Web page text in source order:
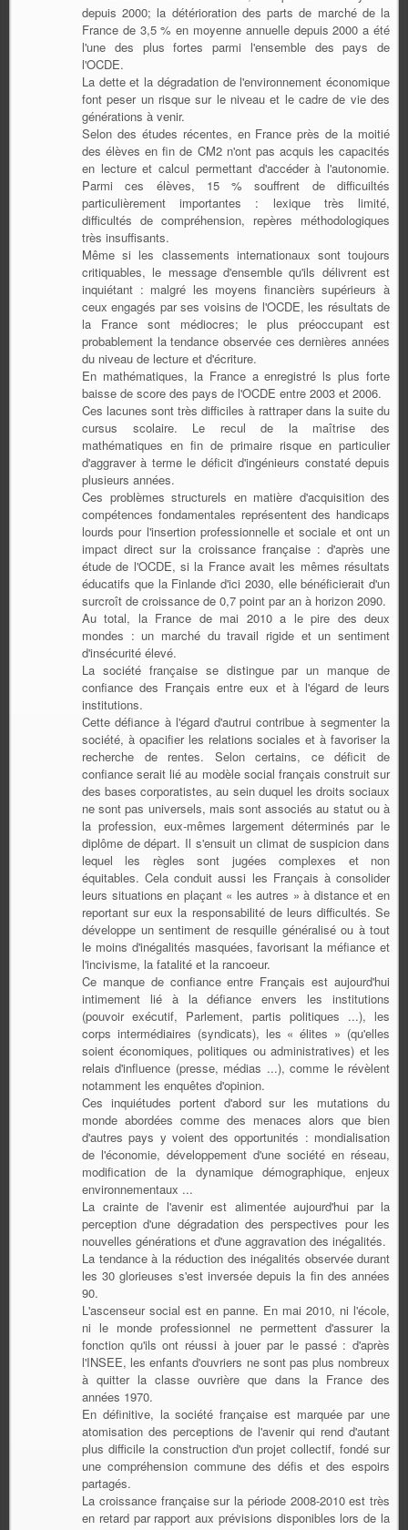
depuis 2000; la détérioration des parts de marché de la
France de 3,5 % en moyenne annuelle depuis 2000 a été
l'une des plus fortes parmi l'ensemble des pays de
l'OCDE.
La dette et la dégradation de l'environnement économique
font peser un risque sur le niveau et le cadre de vie des
générations à venir.
Selon des études récentes, en France près de la moitié
des élèves en fin de CM2 n'ont pas acquis les capacités
en lecture et calcul permettant d'accéder à l'autonomie.
Parmi ces élèves, 15 % souffrent de difficuiltés
particulièrement importantes : lexique très limité,
difficultés de compréhension, repères méthodologiques
très insuffisants.
Même si les classements internationaux sont toujours
critiquables, le message d'ensemble qu'ils délivrent est
inquiétant : malgré les moyens financièrs supérieurs à
ceux engagés par ses voisins de l'OCDE, les résultats de
la France sont médiocres; le plus préoccupant est
probablement la tendance observée ces dernières années
du niveau de lecture et d'écriture.
En mathématiques, la France a enregistré ls plus forte
baisse de score des pays de l'OCDE entre 2003 et 2006.
Ces lacunes sont très difficiles à rattraper dans la suite du
cursus scolaire. Le recul de la maîtrise des
mathématiques en fin de primaire risque en particulier
d'aggraver à terme le déficit d'ingénieurs constaté depuis
plusieurs années.
Ces problèmes structurels en matière d'acquisition des
compétences fondamentales représentent des handicaps
lourds pour l'insertion professionnelle et sociale et ont un
impact direct sur la croissance française : d'après une
étude de l'OCDE, si la France avait les mêmes résultats
éducatifs que la Finlande d'ici 2030, elle bénéficierait d'un
surcroît de croissance de 0,7 point par an à horizon 2090.
Au total, la France de mai 2010 a le pire des deux
mondes : un marché du travail rigide et un sentiment
d'insécurité élevé.
La société française se distingue par un manque de
confiance des Français entre eux et à l'égard de leurs
institutions.
Cette défiance à l'égard d'autrui contribue à segmenter la
société, à opacifier les relations sociales et à favoriser la
recherche de rentes. Selon certains, ce déficit de
confiance serait lié au modèle social français construit sur
des bases corporatistes, au sein duquel les droits sociaux
ne sont pas universels, mais sont associés au statut ou à
la profession, eux-mêmes largement déterminés par le
diplôme de départ. Il s'ensuit un climat de suspicion dans
lequel les règles sont jugées complexes et non
équitables. Cela conduit aussi les Français à consolider
leurs situations en plaçant « les autres » à distance et en
reportant sur eux la responsabilité de leurs difficultés. Se
développe un sentiment de resquille généralisé ou à tout
le moins d'inégalités masquées, favorisant la méfiance et
l'incivisme, la fatalité et la rancoeur.
Ce manque de confiance entre Français est aujourd'hui
intimement lié à la défiance envers les institutions
(pouvoir exécutif, Parlement, partis politiques ...), les
corps intermédiaires (syndicats), les « élites » (qu'elles
soient économiques, politiques ou administratives) et les
relais d'influence (presse, médias ...), comme le révèlent
notamment les enquêtes d'opinion.
Ces inquiétudes portent d'abord sur les mutations du
monde abordées comme des menaces alors que bien
d'autres pays y voient des opportunités : mondialisation
de l'économie, développement d'une société en réseau,
modification de la dynamique démographique, enjeux
environnementaux ...
La crainte de l'avenir est alimentée aujourd'hui par la
perception d'une dégradation des perspectives pour les
nouvelles générations et d'une aggravation des inégalités.
La tendance à la réduction des inégalités observée durant
les 30 glorieuses s'est inversée depuis la fin des années
90.
L'ascenseur social est en panne. En mai 2010, ni l'école,
ni le monde professionnel ne permettent d'assurer la
fonction qu'ils ont réussi à jouer par le passé : d'après
l'INSEE, les enfants d'ouvriers ne sont pas plus nombreux
à quitter la classe ouvrière que dans la France des
années 1970.
En définitive, la société française est marquée par une
atomisation des perceptions de l'avenir qui rend d'autant
plus difficile la construction d'un projet collectif, fondé sur
une compréhension commune des défis et des espoirs
partagés.
La croissance française sur la période 2008-2010 est très
en retard par rapport aux prévisions disponibles lors de la